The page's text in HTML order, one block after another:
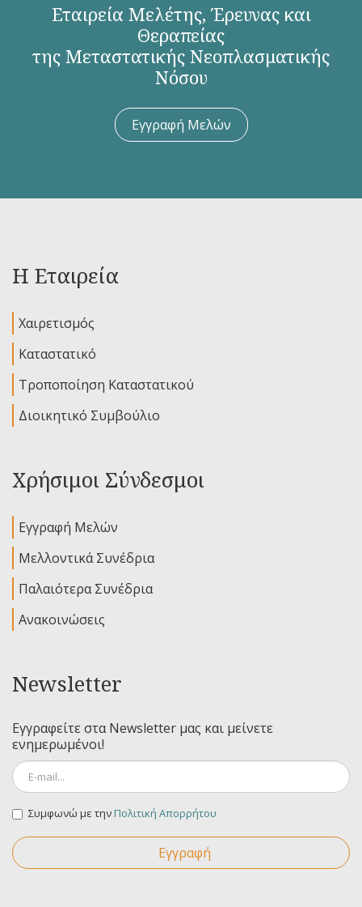
Εταιρεία Μελέτης, Έρευνας και
Θεραπείας
της Μεταστατικής Νεοπλασματικής
Νόσου
Εγγραφή Μελών
Η Εταιρεία
Χαιρετισμός
Καταστατικό
Τροποποίηση Καταστατικού
Διοικητικό Συμβούλιο
Χρήσιμοι Σύνδεσμοι
Εγγραφή Μελών
Μελλοντικά Συνέδρια
Παλαιότερα Συνέδρια
Ανακοινώσεις
Newsletter
Εγγραφείτε στα Newsletter μας και μείνετε
ενημερωμένοι!
Συμφωνώ με τηνΠολιτική Απορρήτου
Εγγραφή